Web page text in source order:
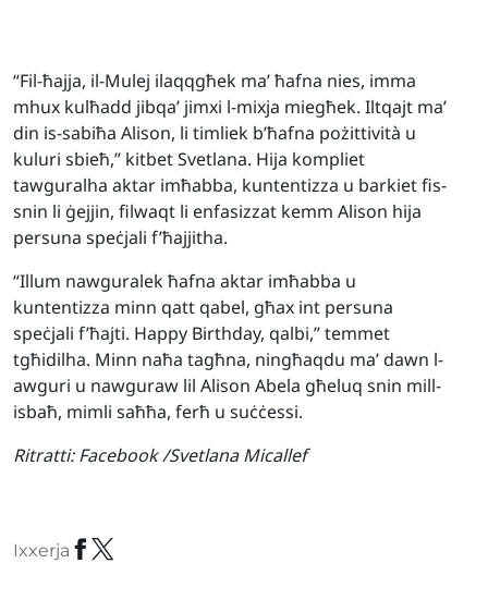
“Fil-ħajja, il-Mulej ilaqqgħek ma’ ħafna nies, imma
mhux kulħadd jibqa’ jimxi l-mixja miegħek. Iltqajt ma’
din is-sabiħa Alison, li timliek b’ħafna pożittività u
kuluri sbieħ,” kitbet Svetlana. Hija kompliet
tawguralha aktar imħabba, kuntentizza u barkiet fis-
snin li ġejjin, filwaqt li enfasizzat kemm Alison hija
persuna speċjali f’ħajjitha.
“Illum nawguralek ħafna aktar imħabba u
kuntentizza minn qatt qabel, għax int persuna
speċjali f’ħajti. Happy Birthday, qalbi,” temmet
tgħidilha. Minn naħa tagħna, ningħaqdu ma’ dawn l-
awguri u nawguraw lil Alison Abela għeluq snin mill-
isbaħ, mimli saħħa, ferħ u suċċessi.
Ritratti: Facebook /Svetlana Micallef
Ixxerja